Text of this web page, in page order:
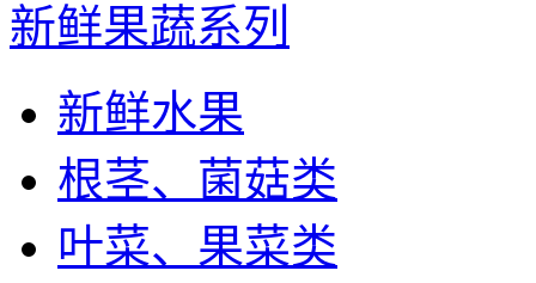
新鲜果蔬系列
新鲜水果
根茎、菌菇类
叶菜、果菜类